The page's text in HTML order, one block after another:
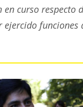
curso respecto